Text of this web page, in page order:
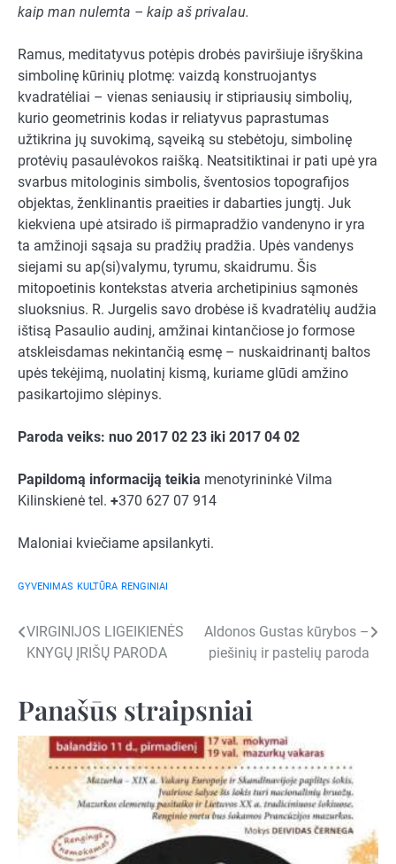
kaip man nulemta – kaip aš privalau.
Ramus, meditatyvus potėpis drobės paviršiuje išryškina
simbolinę kūrinių plotmę: vaizdą konstruojantys
kvadratėliai – vienas seniausių ir stipriausių simbolių,
kurio geometrinis kodas ir reliatyvus paprastumas
užtikrina jų suvokimą, sąveiką su stebėtoju, simbolinę
protėvių pasaulėvokos raišką. Neatsitiktinai ir pati upė yra
svarbus mitologinis simbolis, šventosios topografijos
objektas, ženklinantis praeities ir dabarties jungtį. Juk
kiekviena upė atsirado iš pirmapradžio vandenyno ir yra
ta amžinoji sąsaja su pradžių pradžia. Upės vandenys
siejami su ap(si)valymu, tyrumu, skaidrumu. Šis
mitopoetinis kontekstas atveria archetipinius sąmonės
sluoksnius. R. Jurgelis savo drobėse iš kvadratėlių audžia
ištisą Pasaulio audinį, amžinai kintančiose jo formose
atskleisdamas nekintančią esmę – nuskaidrinantį baltos
upės tekėjimą, nuolatinį kismą, kuriame glūdi amžino
pasikartojimo slėpinys.
Paroda veiks: nuo 2017 02 23 iki 2017 04 02
Papildomą informaciją teikia menotyrininkė Vilma
Kilinskienė tel. +370 627 07 914
Maloniai kviečiame apsilankyti.
GYVENIMAS KULTŪRA RENGINIAI
Navigacija
įrašų
VIRGINIJOS LIGEIKIENĖS
KNYGŲ ĮRIŠŲ PARODA
Aldonos Gustas kūrybos –
piešinių ir pastelių paroda
Panašūs straipsniai